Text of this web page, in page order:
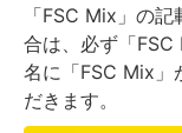
「FSC Mix」の
合は、必ず「
名に「FSC Mix」
だきます。